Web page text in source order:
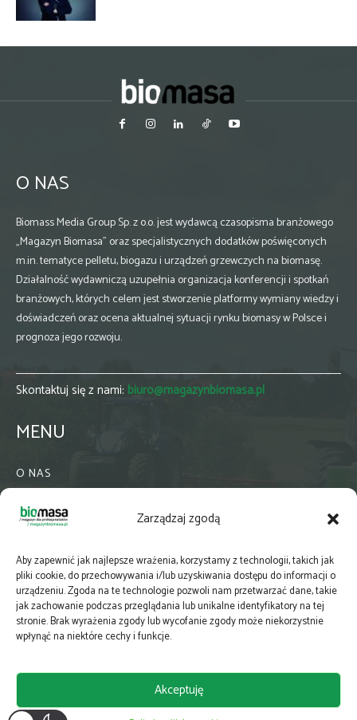
Zarządzaj zgodą
Aby zapewnić jak najlepsze wrażenia, korzystamy z technologii, takich jak
pliki cookie, do przechowywania i/lub uzyskiwania dostępu do informacji o
urządzeniu. Zgoda na te technologie pozwoli nam przetwarzać dane, takie
jak zachowanie podczas przeglądania lub unikalne identyfikatory na tej
stronie. Brak wyrażenia zgody lub wycofanie zgody może niekorzystnie
wpłynąć na niektóre cechy i funkcje.
Akceptuję
O NAS
Biomass Media Group Sp. z o.o. jest wydawcą czasopisma branżowego
„Magazyn Biomasa” oraz specjalistycznych dodatków poświęconych
m.in. tematyce pelletu, biogazu i urządzeń grzewczych na biomasę.
Działalność wydawniczą uzupełnia organizacja konferencji i spotkań
branżowych, których celem jest stworzenie platformy wymiany wiedzy i
doświadczeń oraz ocena aktualnej sytuacji rynku biomasy w Polsce i
prognoza jego rozwoju.
Skontaktuj się z nami: biuro@magazynbiomasa.pl
MENU
O NAS
WSPÓŁPRACA
PRENUMERATA
NEWSLETTER
MAPY
E-WYDANIE